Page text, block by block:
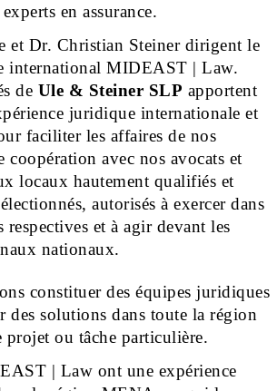
en assurance.
et Dr. Christian Steiner dirigent le
international MIDEAST | Law.
de Ule & Steiner SLP apportent
juridique internationale et
faciliter les affaires de nos
coopération avec nos avocats et
locaux hautement qualifiés et
autorisés à exercer dans
et à agir devant les
nationaux.
constituer des équipes juridiques
des solutions dans toute la région
ou tâche particulière.
| Law ont une expérience